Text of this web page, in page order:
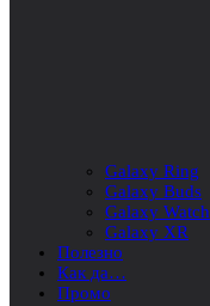
Galaxy Ring
Galaxy Buds
Galaxy Watch
Galaxy XR
Полезно
Как да…
Промо